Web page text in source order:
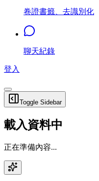
卷證書籤、去識別化
聊天紀錄
登入
Toggle Sidebar
載入資料中
正在準備內容...